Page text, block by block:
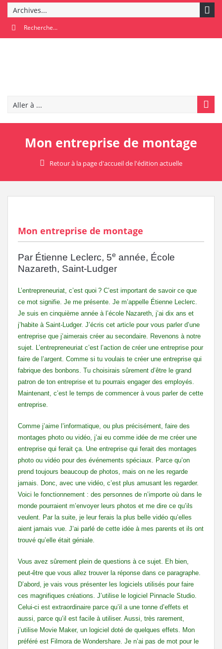
Archives...
Aller à ...
Mon entreprise de montage
Retour à la page d'accueil de l'édition actuelle
Mon entreprise de montage
Par Étienne Leclerc, 5e année, École
Nazareth, Saint-Ludger
L’entrepreneuriat, c’est quoi ? C’est important de savoir ce que
ce mot signifie. Je me présente. Je m’appelle Étienne Leclerc.
Je suis en cinquième année à l’école Nazareth, j’ai dix ans et
j’habite à Saint-Ludger. J’écris cet article pour vous parler d’une
entreprise que j’aimerais créer au secondaire. Revenons à notre
sujet. L’entrepreneuriat c’est l’action de créer une entreprise pour
faire de l’argent. Comme si tu voulais te créer une entreprise qui
fabrique des bonbons. Tu choisirais sûrement d’être le grand
patron de ton entreprise et tu pourrais engager des employés.
Maintenant, c’est le temps de commencer à vous parler de cette
entreprise.
Comme j’aime l’informatique, ou plus précisément, faire des
montages photo ou vidéo, j’ai eu comme idée de me créer une
entreprise qui ferait ça. Une entreprise qui ferait des montages
photo ou vidéo pour des événements spéciaux. Parce qu’on
prend toujours beaucoup de photos, mais on ne les regarde
jamais. Donc, avec une vidéo, c’est plus amusant les regarder.
Voici le fonctionnement : des personnes de n’importe où dans le
monde pourraient m’envoyer leurs photos et me dire ce qu’ils
veulent. Par la suite, je leur ferais la plus belle vidéo qu’elles
aient jamais vue. J’ai parlé de cette idée à mes parents et ils ont
trouvé qu’elle était géniale.
Vous avez sûrement plein de questions à ce sujet. Eh bien,
peut-être que vous allez trouver la réponse dans ce paragraphe.
D’abord, je vais vous présenter les logiciels utilisés pour faire
ces magnifiques créations. J’utilise le logiciel Pinnacle Studio.
Celui-ci est extraordinaire parce qu’il a une tonne d’effets et
aussi, parce qu’il est facile à utiliser. Aussi, très rarement,
j’utilise Movie Maker, un logiciel doté de quelques effets. Mon
préféré est Filmora de Wondershare. Je n’ai pas de mot pour le